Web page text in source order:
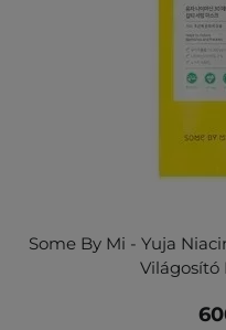
Some By Mi - Yuja
Világosító